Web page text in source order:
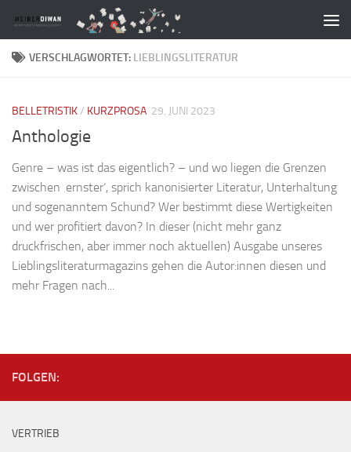
Zum Inhalt springen
VERSCHLAGWORTET: LIEBLINGSLITERATUR
BELLETRISTIK/ KURZPROSA 29. JUNI 2023
Anthologie
Genre – was ist das eigentlich? – und wo liegen die Grenzen
zwischen ‚ernster‘, sprich kanonisierter Literatur, Unterhaltung
und sogenanntem Schund? Wer bestimmt diese Wertigkeiten
und wer profitiert davon? In dieser (nicht mehr ganz
druckfrischen, aber immer noch aktuellen) Ausgabe unseres
Lieblingsliteraturmagazins gehen die Autor:innen diesen und
mehr Fragen nach...
FOLGEN:
VERTRIEB